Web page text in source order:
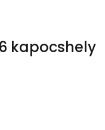
kapocshely